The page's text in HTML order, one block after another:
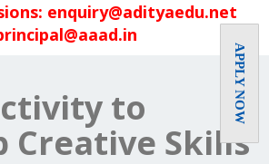
enquiry@adityaedu.net
to
Creative Skills
APPLY NOW